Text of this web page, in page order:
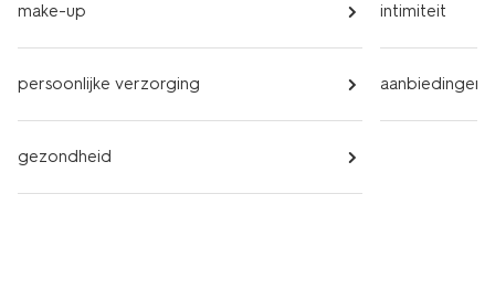
make-up
persoonlijke verzorging
gezondheid
intimiteit
aanbiedingen